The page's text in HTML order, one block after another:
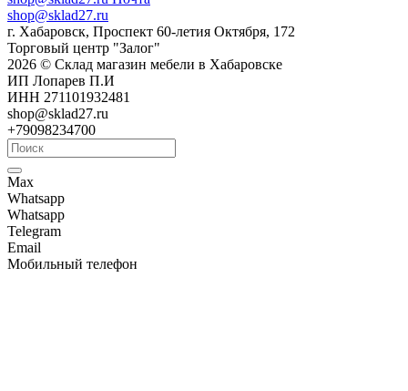
shop@sklad27.ru
г. Хабаровск, Проспект 60-летия Октября, 172
Торговый центр "Залог"
2026 © Склад магазин мебели в Хабаровске
ИП Лопарев П.И
ИНН 271101932481
shop@sklad27.ru
+79098234700
Max
Whatsapp
Whatsapp
Telegram
Email
Мобильный телефон